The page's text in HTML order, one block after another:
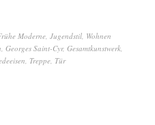
Moderne, Jugendstil, Wohnen
, Georges Saint-Cyr, Gesamtkunstwerk,
, Treppe, Tür